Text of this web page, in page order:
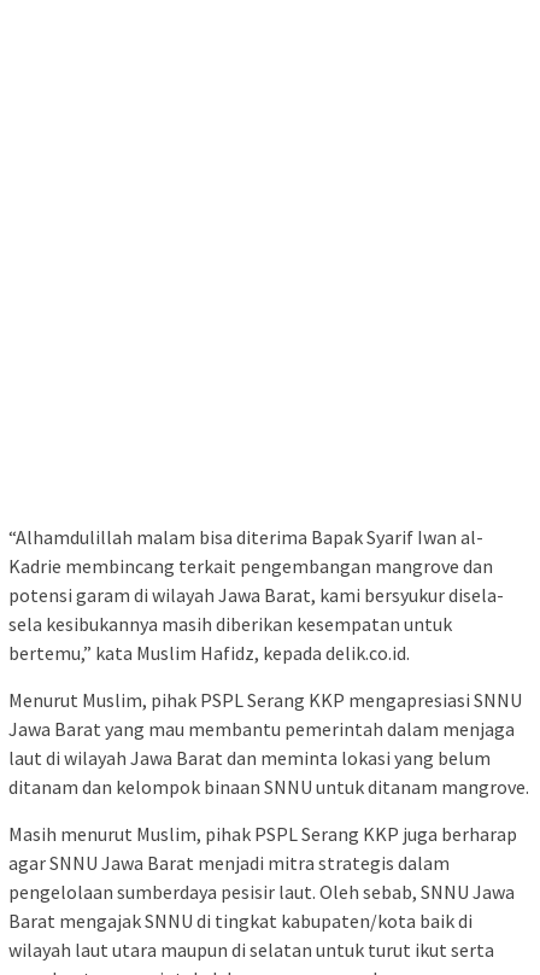
“Alhamdulillah malam bisa diterima Bapak Syarif Iwan al-
Kadrie membincang terkait pengembangan mangrove dan
potensi garam di wilayah Jawa Barat, kami bersyukur disela-
sela kesibukannya masih diberikan kesempatan untuk
bertemu,” kata Muslim Hafidz, kepada delik.co.id.
Menurut Muslim, pihak PSPL Serang KKP mengapresiasi SNNU
Jawa Barat yang mau membantu pemerintah dalam menjaga
laut di wilayah Jawa Barat dan meminta lokasi yang belum
ditanam dan kelompok binaan SNNU untuk ditanam mangrove.
Masih menurut Muslim, pihak PSPL Serang KKP juga berharap
agar SNNU Jawa Barat menjadi mitra strategis dalam
pengelolaan sumberdaya pesisir laut. Oleh sebab, SNNU Jawa
Barat mengajak SNNU di tingkat kabupaten/kota baik di
wilayah laut utara maupun di selatan untuk turut ikut serta